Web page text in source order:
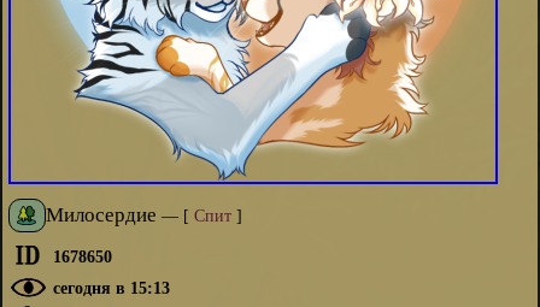
Милосердие — [ Спит]
1678650
сегодня в 15:13